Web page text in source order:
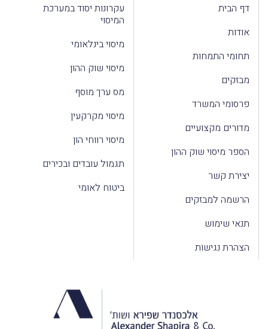
דף הבית
אודות
תחומי התמחות
מבזקים
פרסומי המשרד
מדורים מקצועיים
הספר מיסוי שוק ההון
יצירת קשר
הרשמה למבזקים
תנאי שימוש
הצהרת נגישות
עקרונות יסוד במערכת
המיסוי
מיסוי בינלאומי
מיסוי שוק ההון
מס ערך מוסף
מיסוי מקרקעין
מיסוי רווחי הון
תגמול עובדים ובכירים
ביטוח לאומי